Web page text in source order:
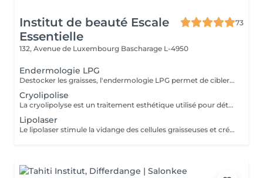
Institut de beauté Escale
Essentielle
73
132, Avenue de Luxembourg Bascharage L-4950
Endermologie LPG
Destocker les graisses, l'endermologie LPG permet de cibler et d'affiner les zones rebelles à l'exercice et a l'hygiène alimentaire ( bras , dos , ventre, taille) tout en s'adaptant au besoin de chaque peau. Lisser la cellulite, raffermir la peau, retrouver des jambes légères.
Cryolipolise
La cryolipolyse est un traitement esthétique utilisé pour détruire les cellules graisseuses. Son principe repose sur une température de froid contrôlé de 9°C à 13°C.
Lipolaser
Le lipolaser stimule la vidange des cellules graisseuses et créer des micropores dans leurs membranes par le biais d'une chaleur douce.